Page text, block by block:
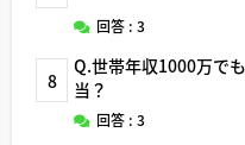
回答 : 3
8
Q.世帯年収1000万で
当？
回答 : 3